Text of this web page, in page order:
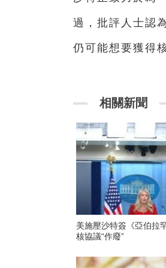
過，批評人士認
仍可能想要獲得
相關新聞
美施壓沙特簽《亞伯拉
核協議“作廢”